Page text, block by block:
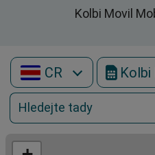
Kolbi Movil
CR